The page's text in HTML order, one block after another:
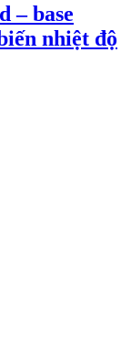
– base
nhiệt độ